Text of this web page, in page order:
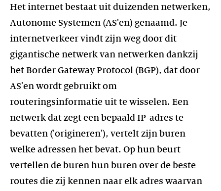
Het internet bestaat uit duizenden netwerken,
Autonome Systemen (AS'en) genaamd. Je
internetverkeer vindt zijn weg door dit
gigantische netwerk van netwerken dankzij
het Border Gateway Protocol (BGP), dat door
AS'en wordt gebruikt om
routeringsinformatie uit te wisselen. Een
netwerk dat zegt een bepaald IP-adres te
bevatten ('origineren'), vertelt zijn buren
welke adressen het bevat. Op hun beurt
vertellen de buren hun buren over de beste
routes die zij kennen naar elk adres waarvan